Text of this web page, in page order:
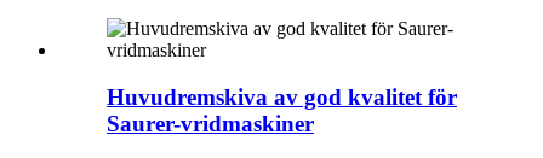
Huvudremskiva av god kvalitet för
Saurer-vridmaskiner